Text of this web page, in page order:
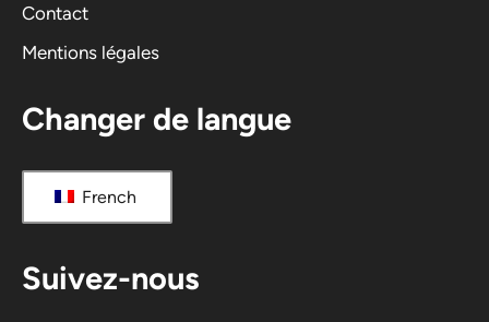
e
:
Contact
Mentions légales
Changer de langue
French
Suivez-nous